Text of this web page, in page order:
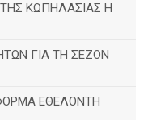
ΚΩΠΗΛΑΣΙΑΣ Η
ΓΙΑ ΤΗ ΣΕΖΟΝ
ΕΘΕΛΟΝΤΗ